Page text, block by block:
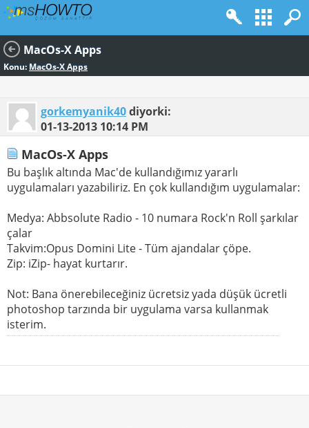
MacOs-X Apps
Konu: MacOs-X Apps
gorkemyanik40diyorki:
01-13-2013 10:14 PM
MacOs-X Apps
Bu başlık altında Mac'de kullandığımız yararlı
uygulamaları yazabiliriz. En çok kullandığım uygulamalar:
Medya: Abbsolute Radio - 10 numara Rock'n Roll şarkılar
çalar
Takvim:Opus Domini Lite - Tüm ajandalar çöpe.
Zip: iZip- hayat kurtarır.
Not: Bana önerebileceğiniz ücretsiz yada düşük ücretli
photoshop tarzında bir uygulama varsa kullanmak
isterim.